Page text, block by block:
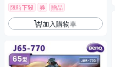
限時下殺 券 贈品
加入購物車